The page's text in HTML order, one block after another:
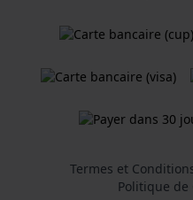
Termes et
Politique